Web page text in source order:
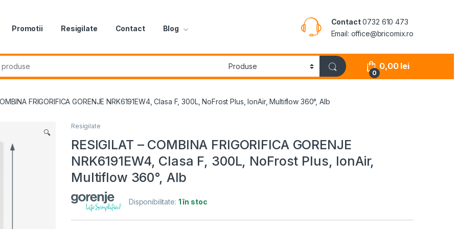
Promotii Resigilate Contact Blog
Contact0732 610 473
Email: office@bricomix.ro
0
0,00 lei
FRIGORIFICA GORENJE NRK6191EW4, Clasa F, 300L, NoFrost Plus, IonAir, Multiflow 360°, Alb
🔍
Resigilate
RESIGILAT – COMBINA FRIGORIFICA GORENJE
NRK6191EW4, Clasa F, 300L, NoFrost Plus, IonAir,
Multiflow 360°, Alb
Disponibilitate: 1 în stoc